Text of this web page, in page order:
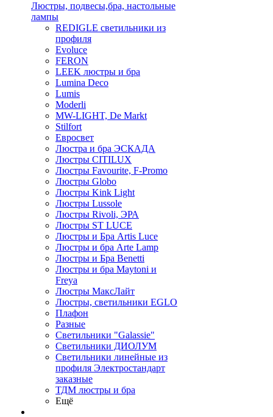
Люстры, подвесы,бра, настольные
лампы
REDIGLE светильники из
профиля
Evoluce
FERON
LEEK люстры и бра
Lumina Deco
Lumis
Moderli
MW-LIGHT, De Markt
Stilfort
Евросвет
Люстра и бра ЭСКАДА
Люстры CITILUX
Люстры Favourite, F-Promo
Люстры Globo
Люстры Kink Light
Люстры Lussole
Люстры Rivoli, ЭРА
Люстры ST LUCE
Люстры и Бра Artis Luce
Люстры и бра Arte Lamp
Люстры и Бра Benetti
Люстры и бра Maytoni и
Freya
Люстры МаксЛайт
Люстры, светильники EGLO
Плафон
Разные
Светильники "Galassie"
Светильники ДИОЛУМ
Светильники линейные из
профиля Электростандарт
заказные
ТДМ люстры и бра
Ещё